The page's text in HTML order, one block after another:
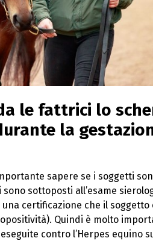
le fattrici lo
la
sapere se i soggetti
sottoposti all’esame
certificazione che il
Quindi è molto
contro l’Herpes equino